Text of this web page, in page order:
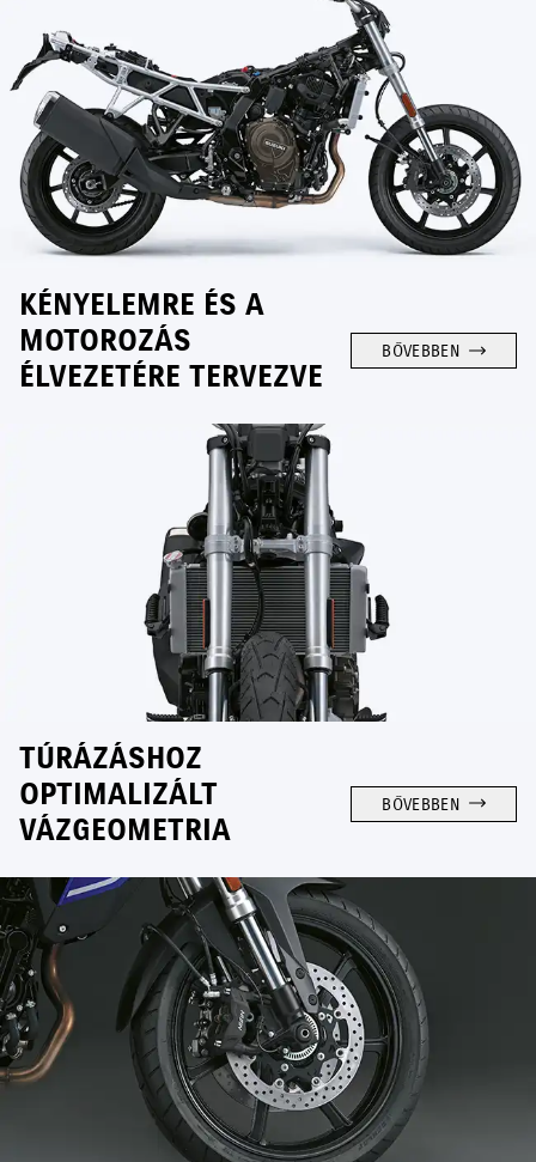
KÉNYELEMRE ÉS A
MOTOROZÁS
ÉLVEZETÉRE TERVEZVE
BŐVEBBEN
TÚRÁZÁSHOZ
OPTIMALIZÁLT
VÁZGEOMETRIA
BŐVEBBEN